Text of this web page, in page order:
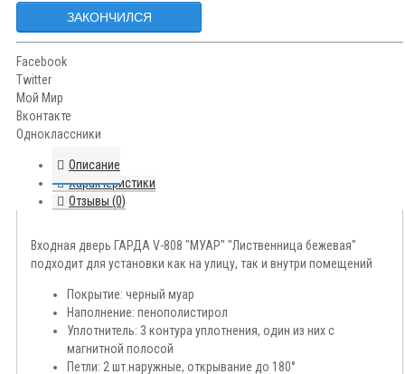
ЗАКОНЧИЛСЯ
Facebook
Twitter
Мой Мир
Вконтакте
Одноклассники
Описание
Характеристики
Отзывы (0)
Входная дверь ГАРДА V-808 "МУАР" "Лиственница бежевая"
подходит для установки как на улицу, так и внутри помещений
Покрытие: черный муар
Наполнение: пенополистирол
Уплотнитель: 3 контура уплотнения, один из них с
магнитной полосой
Петли: 2 шт.наружные, открывание до 180°